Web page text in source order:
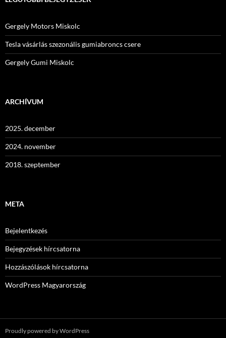
Gergely Motors Miskolc
Tesla vásárlás szezonális gumiabroncs csere
Gergely Gumi Miskolc
ARCHÍVUM
2025. december
2024. november
2018. szeptember
META
Bejelentkezés
Bejegyzések hírcsatorna
Hozzászólások hírcsatorna
WordPress Magyarország
Proudly powered by WordPress